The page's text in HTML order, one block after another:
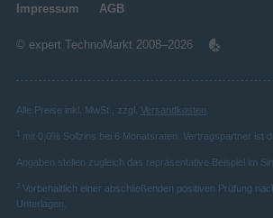
Impressum AGB
© expert TechnoMarkt 2008–2026
Alle Preise inkl. MwSt., zzgl. Versandkosten
mit 0,0% Sollzins bei 6 Monatsraten. Vertragspartner ist
Angaben stellen zugleich das repräsentative Beispiel im
2 Vorbehaltlich einer abschließenden positiven Prüfung
Unterlagen.